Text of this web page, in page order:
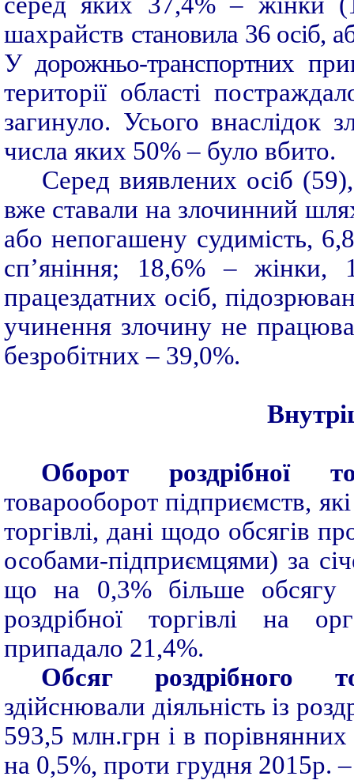
шахрайств становила 36 осіб,
У дорожньо-транспортних
території області
загинуло. Усього внаслідок
числа яких 50% – було вбито.
Серед виявлених осіб
вже ставали на злочинний
або непогашену судимість,
сп’яніння; 18,6% – жінки,
працездатних осіб,
учинення злочину не
безробітних – 39,0%.
Оборот роздрібної
товарооборот підприємств,
торгівлі, дані щодо обсягів
особами-підприємцями) за
що на 0,3% більше обсягу
роздрібної торгівлі на
припадало 21,4%.
Обсяг роздрібного
здійснювали діяльність із
593,5 млн.грн і в
на 0,5%, проти грудня 2015р.